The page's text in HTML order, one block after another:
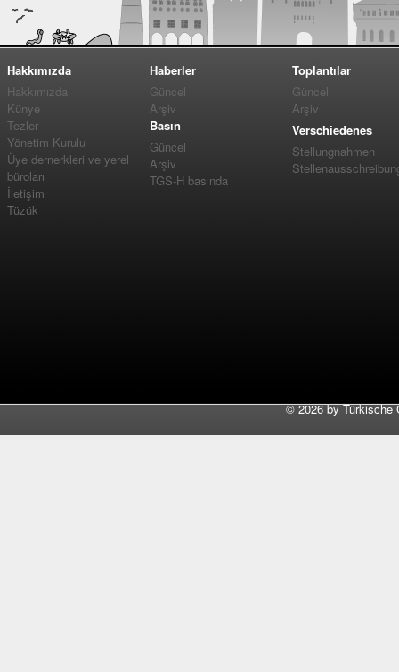
Hakkımızda
Hakkımızda
Künye
Tezler
Yönetim Kurulu
Üye dernerkleri ve yerel
büroları
İletişim
Tüzük
Haberler
Güncel
Arşiv
Basın
Güncel
Arşiv
TGS-H basında
Toplantılar
Güncel
Arşiv
Verschiedenes
Stellungnahmen
©2026 by Türkische